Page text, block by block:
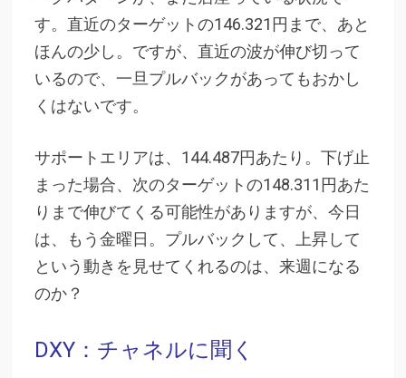
す。直近のターゲットの146.321円まで、あと
ほんの少し。ですが、直近の波が伸び切って
いるので、一旦プルバックがあってもおかし
くはないです。
サポートエリアは、144.487円あたり。下げ止
まった場合、次のターゲットの148.311円あた
りまで伸びてくる可能性がありますが、今日
は、もう金曜日。プルバックして、上昇して
という動きを見せてくれるのは、来週になる
のか？
DXY：チャネルに聞く